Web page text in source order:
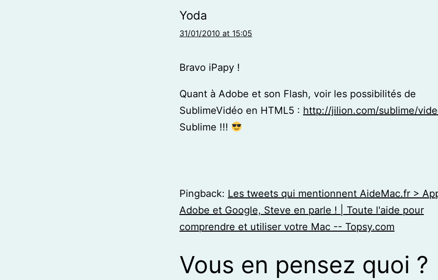
Yoda
31/01/2010 at 15:05
Bravo iPapy !
Quant à Adobe et son Flash, voir les possibilités de
SublimeVidéo en HTML5 : http://jilion.com/sublime/
Sublime !!!
Pingback: Les tweets qui mentionnent AideMac.fr >
Adobe et Google, Steve en parle ! | Toute l'aide pour
comprendre et utiliser votre Mac -- Topsy.com
Vous en pensez quoi ?